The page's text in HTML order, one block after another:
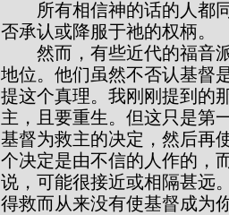
否承认或降服于祂的权柄。
地位。他们虽然不否认基督
提这个真理。我刚刚提到的
主，且要重生。但这只是
基督为救主的决定，然后再
个决定是由不信的人作的，
说，可能很接近或相隔甚远
得救而从来没有使基督成为